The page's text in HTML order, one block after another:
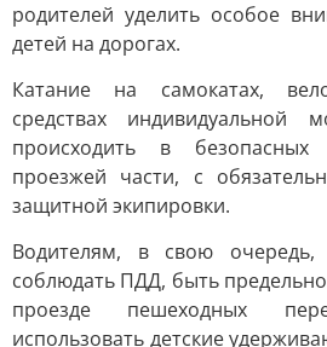
родителей уделить особое
детей на дорогах.
Катание на самокатах,
средствах индивидуальной
происходить в
проезжей части, с
защитной экипировки.
Водителям, в свою очередь,
соблюдать ПДД, быть
проезде пешеходных
использовать детские